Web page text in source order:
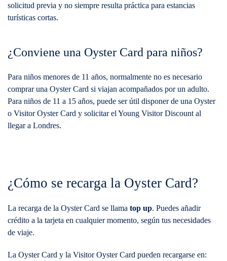
solicitud previa y no siempre resulta práctica para estancias
turísticas cortas.
¿Conviene una Oyster Card para niños?
Para niños menores de 11 años, normalmente no es necesario
comprar una Oyster Card si viajan acompañados por un adulto.
Para niños de 11 a 15 años, puede ser útil disponer de una Oyster
o Visitor Oyster Card y solicitar el Young Visitor Discount al
llegar a Londres.
¿Cómo se recarga la Oyster Card?
La recarga de la Oyster Card se llama top up. Puedes añadir
crédito a la tarjeta en cualquier momento, según tus necesidades
de viaje.
La Oyster Card y la Visitor Oyster Card pueden recargarse en: